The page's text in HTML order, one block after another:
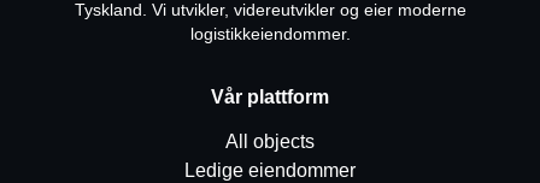
Tyskland. Vi utvikler, videreutvikler og eier moderne
logistikkeiendommer.
Vår plattform
All objects
Ledige eiendommer